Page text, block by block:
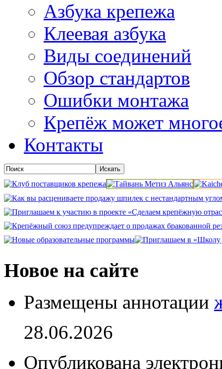
Азбука крепежа
Клеевая азбука
Виды соединений
Обзор стандартов
Ошибки монтажа
Крепёж может
Контакты
Новое на сайте
Размещены аннотации
28.06.2026
Опубликована